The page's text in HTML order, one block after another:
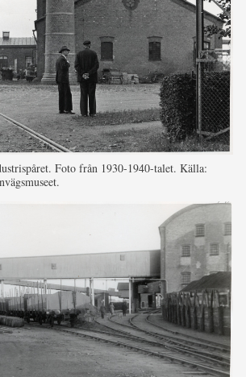
Foto från 1930-1940-talet. Källa: